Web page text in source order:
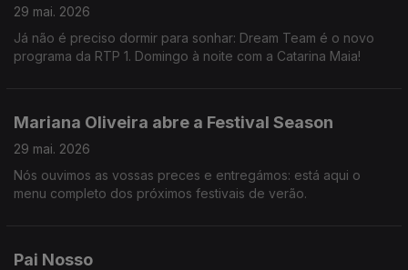
29 mai. 2026
Já não é preciso dormir para sonhar: Dream Team é o novo
programa da RTP 1. Domingo à noite com a Catarina Maia!
Mariana Oliveira abre a Festival Season
29 mai. 2026
Nós ouvimos as vossas preces e entregámos: está aqui o
menu completo dos próximos festivais de verão.
Pai Nosso